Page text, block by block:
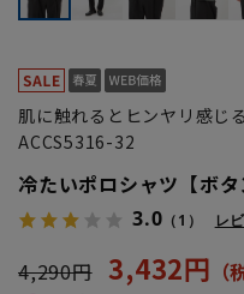
肌に触れるとヒンヤリ感じ
ACCS5316-32
冷たいポロシャツ【ボ
3.0 （1） レ
4,290円 3,432円